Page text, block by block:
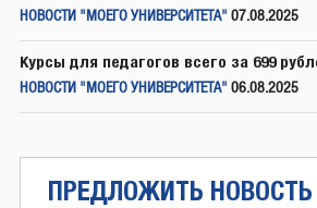
НОВОСТИ "МОЕГО УНИВЕРСИТЕТА" 07.08.2025
Курсы для педагогов всего за 699
НОВОСТИ "МОЕГО УНИВЕРСИТЕТА" 06.08.2025
ПРЕДЛОЖИТЬ